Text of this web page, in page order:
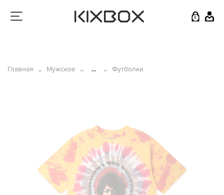
0
Главная Мужское ... Футболки